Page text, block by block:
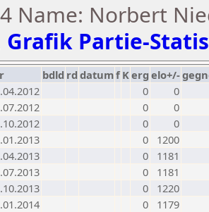
Name: Norbert
Grafik Partie-
bdld rd datumf Kerg elo+/-
0
0
0
0
0
0
0
1200
0
1181
0
1181
0
1220
0
1179